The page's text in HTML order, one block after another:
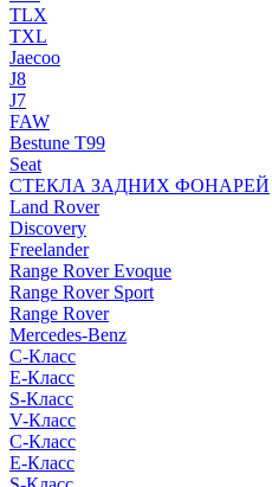
TLX
TXL
Jaecoo
J8
J7
FAW
Bestune T99
Seat
СТЕКЛА ЗАДНИХ ФОНАРЕЙ
Land Rover
Discovery
Freelander
Range Rover Evoque
Range Rover Sport
Range Rover
Mercedes-Benz
C-Класс
E-Класс
S-Класс
V-Класс
C-Класс
E-Класс